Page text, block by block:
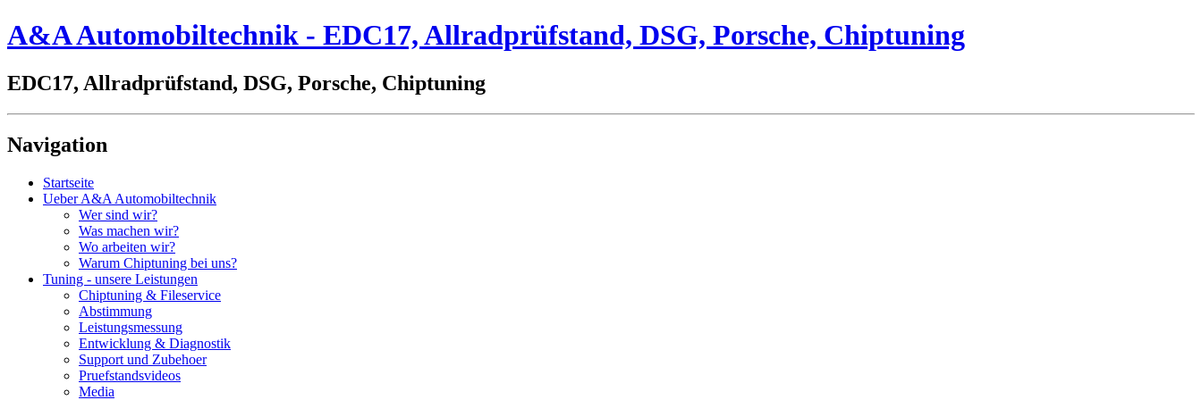
A&A Automobiltechnik - EDC17, Allradprüfstand, DSG, Porsche, Chiptuning
EDC17, Allradprüfstand, DSG, Porsche, Chiptuning
Navigation
Startseite
Ueber A&A Automobiltechnik
Wer sind wir?
Was machen wir?
Wo arbeiten wir?
Warum Chiptuning bei uns?
Tuning - unsere Leistungen
Chiptuning & Fileservice
Abstimmung
Leistungsmessung
Entwicklung & Diagnostik
Support und Zubehoer
Pruefstandsvideos
Media